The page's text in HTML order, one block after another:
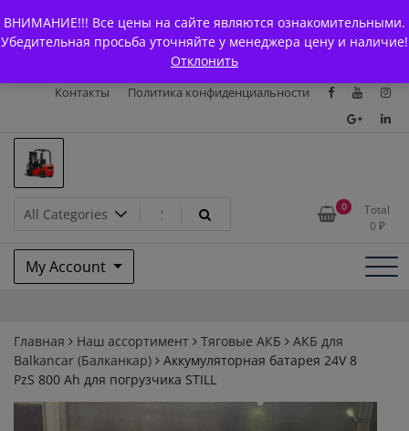
ВНИМАНИЕ!!! Все цены на сайте являются ознакомительными.
Убедительная просьба уточняйте у менеджера цену и наличие!
Отклонить
to
content
Главная
Магазин О Компании
Каталоги
Доставка и оплата
Контакты
Политика конфиденциальности
Запчасти для вилочых
погрузчиков и
электротележек Balkancar
0
Total
0 ₽
My Account
Главная Наш ассортимент Тяговые АКБ
АКБ для
Balkanсar (Балканкар)
Аккумуляторная батарея 24V 8
PzS 800 Ah для погрузчика STILL